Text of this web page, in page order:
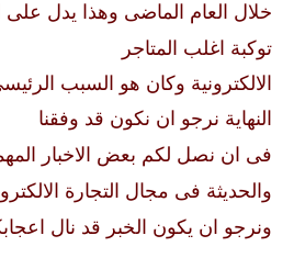
خلال العام الماضى وهذا يدل على
توكبة اغلب المتاجر
الالكترونية وكان هو السبب
النهاية نرجو ان نكون قد وفقنا
فى ان نصل لكم بعض الاخبار
والحديثة فى مجال التجارة
ونرجو ان يكون الخبر قد نال